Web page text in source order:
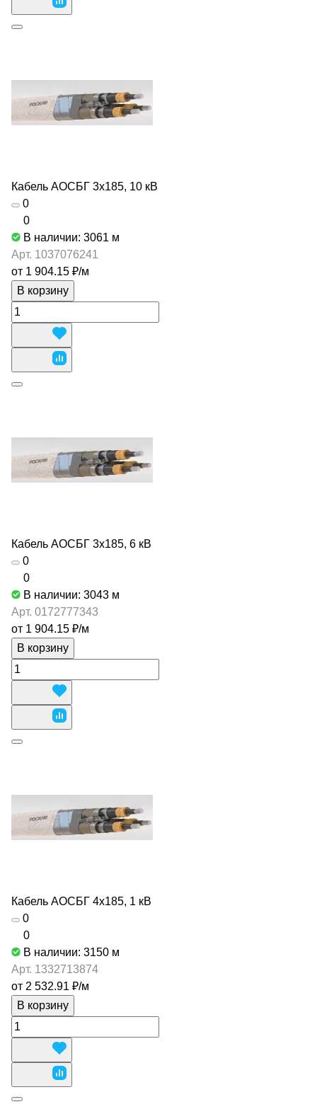
Кабель АОСБГ 3х185, 10 кВ
0
0
В наличии: 3061 м
Арт. 1037076241
от 1 904.15 ₽/м
В корзину
Кабель АОСБГ 3х185, 6 кВ
0
0
В наличии: 3043 м
Арт. 0172777343
от 1 904.15 ₽/м
В корзину
Кабель АОСБГ 4х185, 1 кВ
0
0
В наличии: 3150 м
Арт. 1332713874
от 2 532.91 ₽/м
В корзину